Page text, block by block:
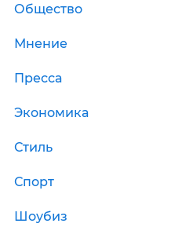
Общество
Мнение
Пресса
Экономика
Стиль
Спорт
Шоубиз